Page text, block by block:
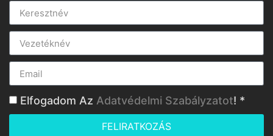
Elfogadom Az Adatvédelmi Szabályzatot! *
FELIRATKOZÁS